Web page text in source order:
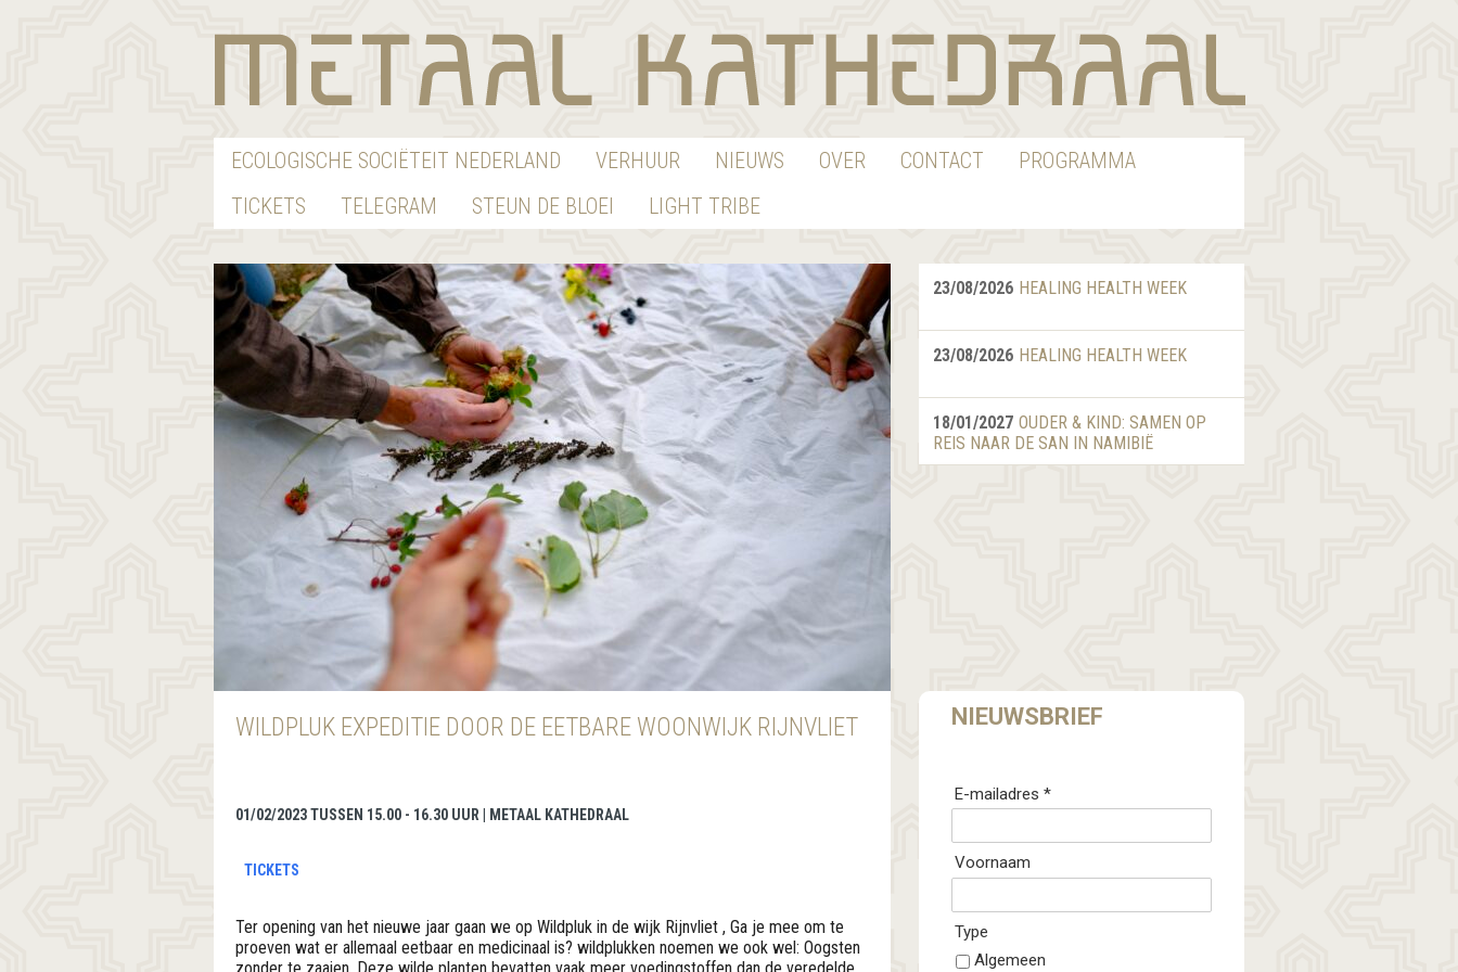
ECOLOGISCHE SOCIËTEIT NEDERLAND VERHUUR NIEUWS OVER CONTACT
PROGRAMMA
TICKETS
TELEGRAM STEUN DE BLOEI LIGHT TRIBE
WILDPLUK EXPEDITIE DOOR DE EETBARE WOONWIJK RIJNVLIET
01/02/2023 TUSSEN 15.00 - 16.30 UUR | METAAL KATHEDRAAL
TICKETS
Ter opening van het nieuwe jaar gaan we op Wildpluk in de wijk Rijnvliet , Ga je mee om te
proeven wat er allemaal eetbaar en medicinaal is? wildplukken noemen we ook wel: Oogsten
23/08/2026 HEALING HEALTH WEEK
23/08/2026 HEALING HEALTH WEEK
18/01/2027 OUDER & KIND: SAMEN OP
REIS NAAR DE SAN IN NAMIBIË
NIEUWSBRIEF
E-mailadres *
Voornaam
Type
Algemeen